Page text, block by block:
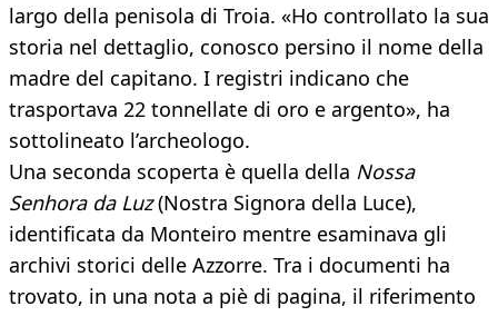
largo della penisola di Troia. «Ho controllato la sua
storia nel dettaglio, conosco persino il nome della
madre del capitano. I registri indicano che
trasportava 22 tonnellate di oro e argento», ha
sottolineato l’archeologo.
Una seconda scoperta è quella della Nossa
Senhora da Luz(Nostra Signora della Luce),
identificata da Monteiro mentre esaminava gli
archivi storici delle Azzorre. Tra i documenti ha
trovato, in una nota a piè di pagina, il riferimento